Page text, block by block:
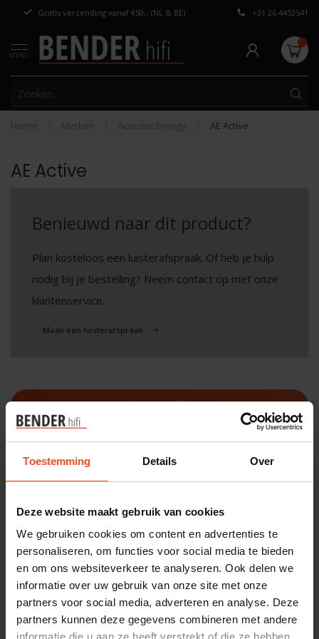
Toestemming Details Over
Deze website maakt gebruik van cookies
We gebruiken cookies om content en advertenties te
personaliseren, om functies voor social media te bieden
en om ons websiteverkeer te analyseren. Ook delen we
informatie over uw gebruik van onze site met onze
partners voor social media, adverteren en analyse. Deze
partners kunnen deze gegevens combineren met andere
informatie die u aan ze heeft verstrekt of die ze hebben
Gratis verzending vanaf €50,- (NL & BE) Persoonlijk
+31 26 4453541
MENU
Home Merken Acoustic Energy AE Active
AE Active
Benieuwd naar dit product?
Plan kosteloos een luisterafspraak. Of heb je hulp
nodig bij je bestelling? Neem contact op met onze
klantenservice.
Maak een luisterafspraak
Filters
Acoustic Energy